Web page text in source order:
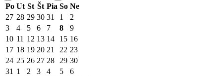
Po Ut St Št Pia So Ne
27 28 29 30 31 1
2
3
4 5 6 7 8
9
10 11 12 13 14 15 16
17 18 19 20 21 22 23
24 25 26 27 28 29 30
31 1 2 3 4 5
6